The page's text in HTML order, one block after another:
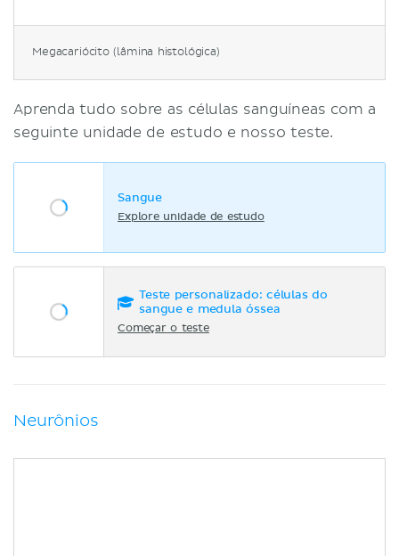
Megacariócito (lâmina histológica)
Aprenda tudo sobre as células sanguíneas com a
seguinte unidade de estudo e nosso teste.
Sangue
Explore unidade de estudo
Teste personalizado: células do
sangue e medula óssea
Começar o teste
Neurônios